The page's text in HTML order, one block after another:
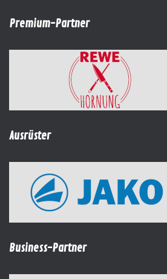
Premium-Partner
Ausrüster
Business-Partner